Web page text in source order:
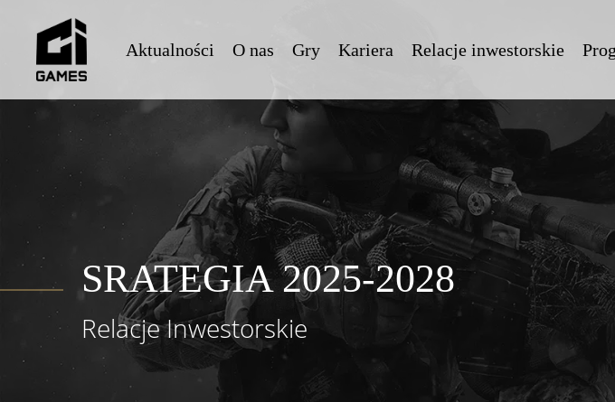
content
Aktualności O nas Gry Kariera Relacje inwestorskie
SRATEGIA 2025-2028
Relacje Inwestorskie